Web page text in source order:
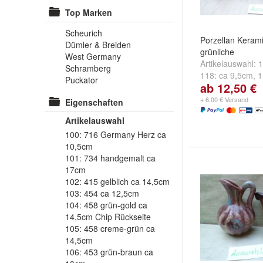
Top Marken
Scheurich
Dümler & Breiden
West Germany
Schramberg
Puckator
Eigenschaften
Artikelauswahl
100: 716 Germany Herz ca
10,5cm
101: 734 handgemalt ca
17cm
102: 415 gelblich ca 14,5cm
103: 454 ca 12,5cm
104: 458 grün-gold ca
14,5cm Chip Rückseite
105: 458 creme-grün ca
14,5cm
106: 453 grün-braun ca
Porzellan
grünliche
Artikelauswahl:
118: ca 9,5cm,
cmund weitere ...
ab 12,50 €
+ 6,00 € Versand